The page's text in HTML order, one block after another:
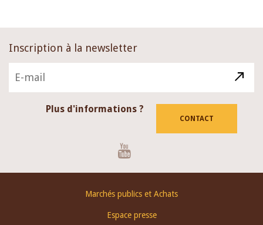
Inscription à la newsletter
Plus d'informations ?
CONTACT
Marchés publics et Achats
Espace presse